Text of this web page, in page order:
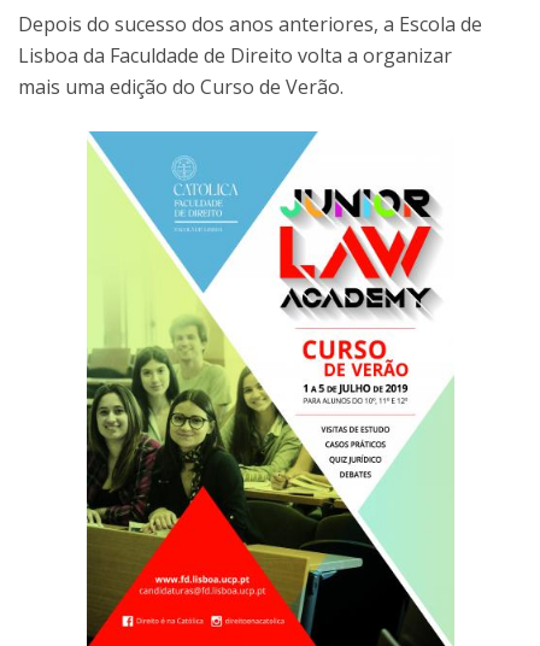
Depois do sucesso dos anos anteriores, a Escola de
Lisboa da Faculdade de Direito volta a organizar
mais uma edição do Curso de Verão.